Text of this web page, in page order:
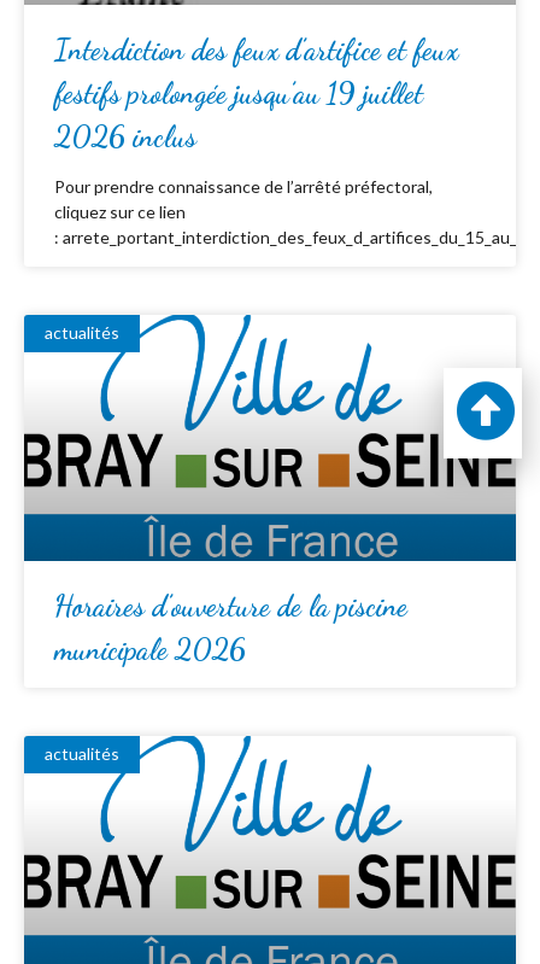
Interdiction des feux d’artifice et feux
festifs prolongée jusqu’au 19 juillet
2026 inclus
Pour prendre connaissance de l’arrêté préfectoral,
cliquez sur ce lien
:
actualités
Horaires d’ouverture de la piscine
municipale 2026
actualités